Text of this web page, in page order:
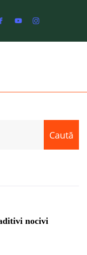
Caută
nocivi